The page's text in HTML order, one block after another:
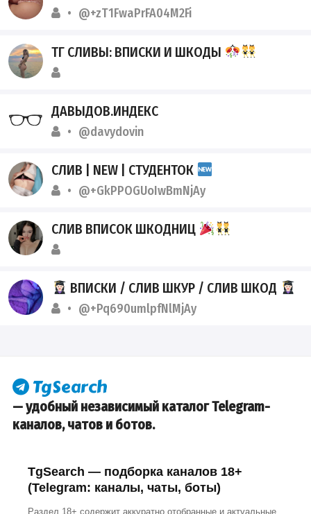
@+zT1FwaPrFA04M2Fi
ТГ СЛИВЫ: ВПИСКИ И ШКОДЫ
ДАВЫДОВ.ИНДЕКС
@davydovin
СЛИВ | NEW | СТУДЕНТОК
@+GkPPOGUoIwBmNjAy
СЛИВ ВПИСОК ШКОДНИЦ
ВПИСКИ / СЛИВ ШКУР / СЛИВ ШКОД
@+Pq690umlpfNlMjAy
— удобный независимый каталог Telegram-
каналов, чатов и ботов.
TgSearch — подборка каналов 18+
(Telegram: каналы, чаты, боты)
Раздел 18+ содержит аккуратно отобранные и актуальные